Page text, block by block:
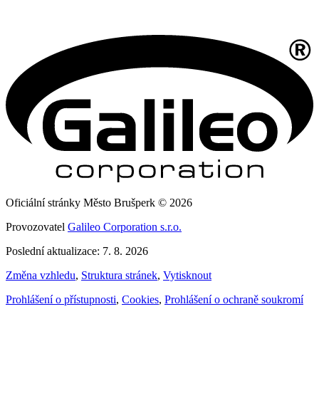
Oficiální stránky Město Brušperk © 2026
Provozovatel Galileo Corporation s.r.o.
Poslední aktualizace: 7. 8. 2026
Změna vzhledu, Struktura stránek, Vytisknout
Prohlášení o přístupnosti, Cookies, Prohlášení o ochraně soukromí